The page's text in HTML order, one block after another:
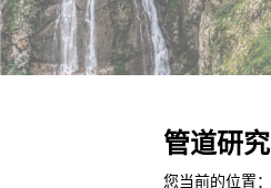
管道研究
您当前的位置：